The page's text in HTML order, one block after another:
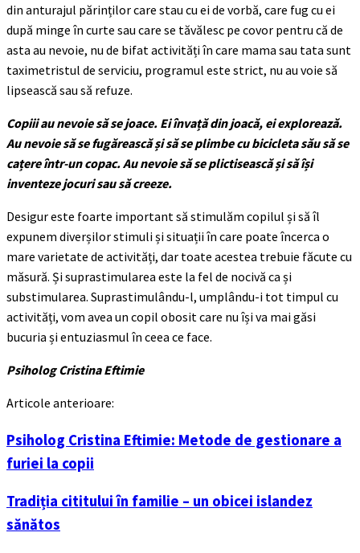
din anturajul părinților care stau cu ei de vorbă, care fug cu ei
după minge în curte sau care se tăvălesc pe covor pentru că de
asta au nevoie, nu de bifat activități în care mama sau tata sunt
taximetristul de serviciu, programul este strict, nu au voie să
lipsească sau să refuze.
Copiii au nevoie să se joace. Ei învață din joacă, ei explorează.
Au nevoie să se fugărească și să se plimbe cu bicicleta său să se
cațere într-un copac. Au nevoie să se plictisească și să își
inventeze jocuri sau să creeze.
Desigur este foarte important să stimulăm copilul și să îl
expunem diverșilor stimuli și situații în care poate încerca o
mare varietate de activități, dar toate acestea trebuie făcute cu
măsură. Și suprastimularea este la fel de nocivă ca și
substimularea. Suprastimulându-l, umplându-i tot timpul cu
activități, vom avea un copil obosit care nu își va mai găsi
bucuria și entuziasmul în ceea ce face.
Psiholog Cristina Eftimie
Articole anterioare:
Psiholog Cristina Eftimie: Metode de gestionare a
furiei la copii
Tradiția cititului în familie – un obicei islandez
sănătos